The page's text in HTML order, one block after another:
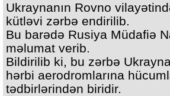
Ukraynanın Rovno
kütləvi zərbə endirilib.
Bu barədə Rusiya Müdafiə
məlumat verib.
Bildirilib ki, bu zərbə
hərbi aerodromlarına
tədbirlərindən biridir.